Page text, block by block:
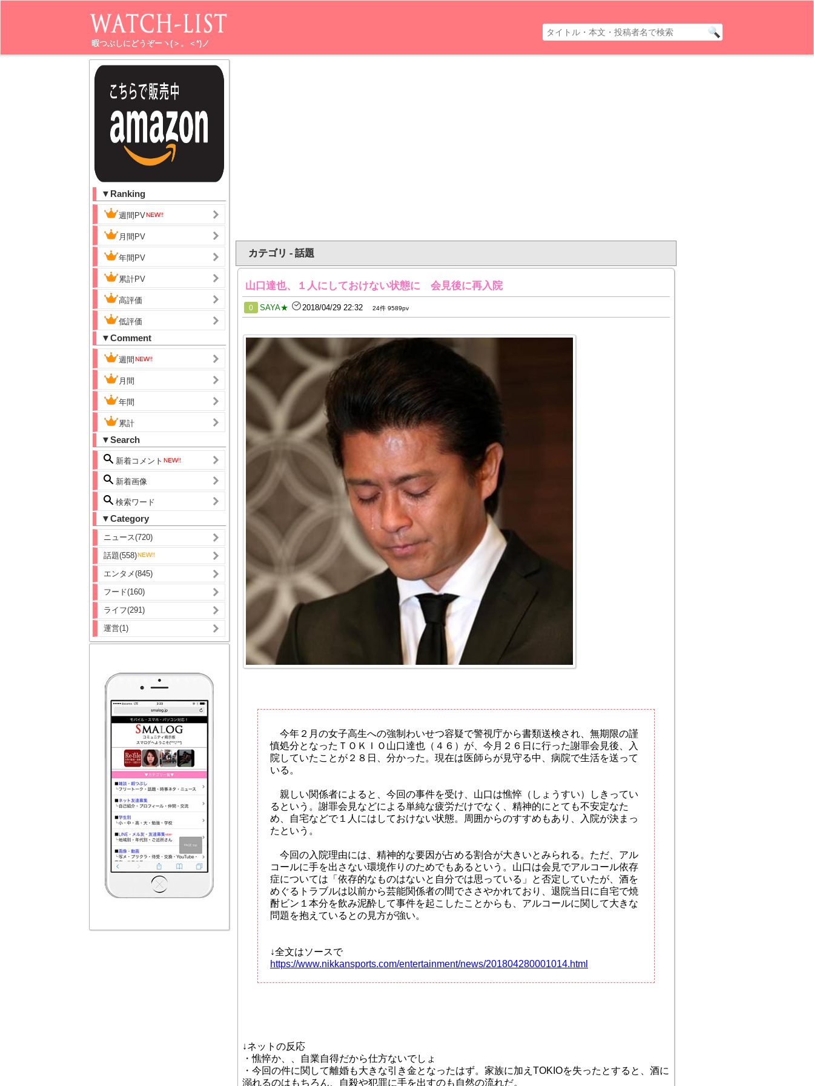
暇つぶしにどうぞーヽ(＞。＜*)ノ
▼Ranking
週間PV
月間PV
年間PV
累計PV
高評価
低評価
▼Comment
週間
月間
年間
累計
▼Search
新着コメント
新着画像
検索ワード
▼Category
ニュース(720)
話題(558)
エンタメ(845)
フード(160)
ライフ(291)
運営(1)
カテゴリ - 話題
山口達也、１人にしておけない状態に 会見後に再入院
0 SAYA★ 2018/04/29 22:32 24件 9589pv
今年２月の女子高生への強制わいせつ容疑で警視庁から書類送検され、無期限の謹
慎処分となったＴＯＫＩＯ山口達也（４６）が、今月２６日に行った謝罪会見後、入
院していたことが２８日、分かった。現在は医師らが見守る中、病院で生活を送って
いる。
親しい関係者によると、今回の事件を受け、山口は憔悴（しょうすい）しきってい
るという。謝罪会見などによる単純な疲労だけでなく、精神的にとても不安定なた
め、自宅などで１人にはしておけない状態。周囲からのすすめもあり、入院が決まっ
たという。
今回の入院理由には、精神的な要因が占める割合が大きいとみられる。ただ、アル
コールに手を出さない環境作りのためでもあるという。山口は会見でアルコール依存
症については「依存的なものはないと自分では思っている」と否定していたが、酒を
めぐるトラブルは以前から芸能関係者の間でささやかれており、退院当日に自宅で焼
酎ビン１本分を飲み泥酔して事件を起こしたことからも、アルコールに関して大きな
問題を抱えているとの見方が強い。
↓全文はソースで
https://www.nikkansports.com/entertainment/news/201804280001014.html
↓ネットの反応
・憔悴か、、自業自得だから仕方ないでしょ
・今回の件に関して離婚も大きな引き金となったはず。家族に加えTOKIOを失ったとすると、酒に
溺れるのはもちろん、自殺や犯罪に手を出すのも自然の流れだ。